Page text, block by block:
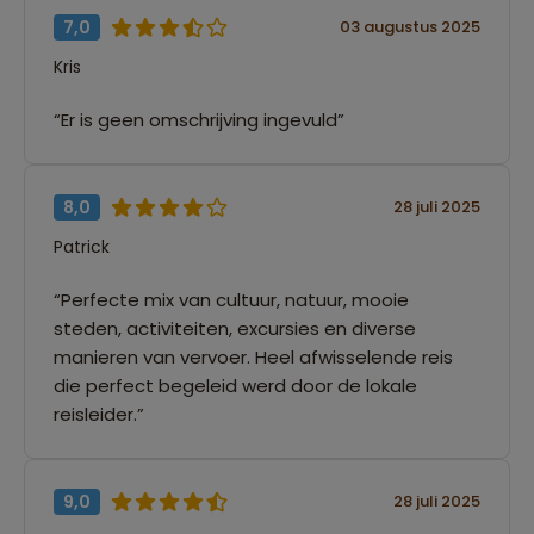
7,0 03 augustus 2025
Kris
“Er is geen omschrijving ingevuld”
8,0 28 juli 2025
Patrick
“Perfecte mix van cultuur, natuur, mooie
steden, activiteiten, excursies en diverse
manieren van vervoer. Heel afwisselende reis
die perfect begeleid werd door de lokale
reisleider.”
9,0 28 juli 2025